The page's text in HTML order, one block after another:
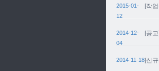
2015-01-
12
[작
2014-12-
04
[공
2014-11-18[신